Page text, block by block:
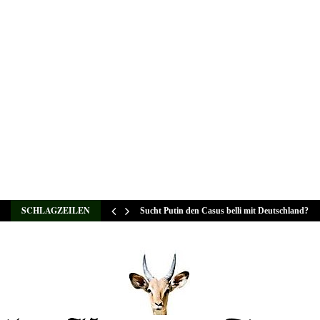
SCHLAGZEILEN Sucht Putin den Casus belli mit Deutschland?